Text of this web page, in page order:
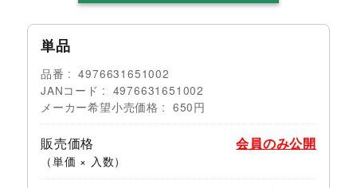
単品
品番
4976631651002
JANコード
4976631651002
メーカー希望小売価格
650円
販売価格
（単価 × 入数）
会員のみ公開